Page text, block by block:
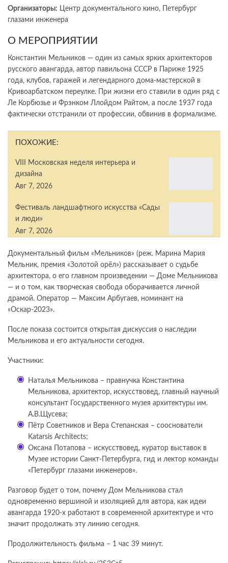
Организаторы: Центр документального кино, Петербург
глазами инженера
О МЕРОПРИЯТИИ
Константин Мельников — один из самых ярких архитекторов
русского авангарда, автор павильона СССР в Париже 1925
года, клубов, гаражей и легендарного дома-мастерской в
Кривоарбатском переулке. При жизни его ставили в один ряд с
Ле Корбюзье и Фрэнком Ллойдом Райтом, а после 1937 года
фактически отстранили от профессии, обвинив в формализме.
ПОХОЖИЕ:
VIII Московская неделя интерьера и
дизайна
Авг 7, 2026
Фестиваль ландшафтного искусства «Сады
и люди»
Авг 7, 2026
Документальный фильм «Мельников» (реж. Марина Мария
Мельник, премия «Золотой орёл») рассказывает о судьбе
архитектора, о его главном произведении — Доме Мельникова
— и о том, как творческая свобода оборачивается личной
драмой. Оператор — Максим Арбугаев, номинант на
«Оскар-2023».
После показа состоится открытая дискуссия о наследии
Мельникова и его актуальности сегодня.
Участники:
Наталья Мельникова – правнучка Константина
Мельникова, архитектор, искусствовед, главный научный
консультант Государственного музея архитектуры им.
А.В.Щусева;
Пётр Советников и Вера Степанская – сооснователи
Katarsis Architects;
Оксана Потапова – искусствовед, куратор выставок в
Музее истории Санкт-Петербурга, гид и лектор команды
«Петербург глазами инженеров».
Разговор будет о том, почему Дом Мельникова стал
одновременно вершиной и изоляцией для автора, как идеи
авангарда 1920-х работают в современной архитектуре и что
значит продолжать эту линию сегодня.
Продолжительность фильма – 1 час 39 минут.